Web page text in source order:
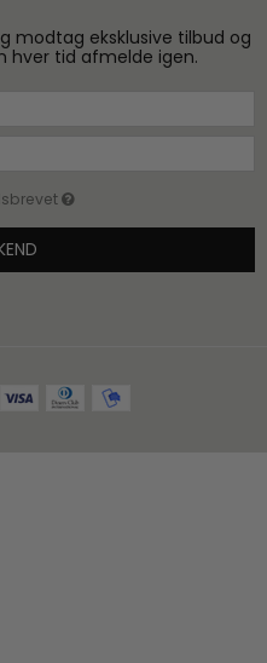
modtag eksklusive tilbud og
hver tid afmelde igen.